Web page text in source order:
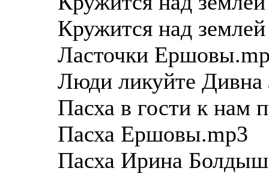
Кружится над
Ласточки
Люди ликуйте
Пасха в гости к нам
Пасха Ершовы.mp3
Пасха Ирина